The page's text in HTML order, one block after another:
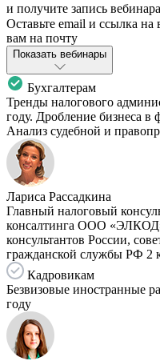
и получите запись
Оставьте email и ссылка на
вам на почту
Показать вебинары
Бухгалтерам
Тренды налогового
году. Дробление бизнеса в
Анализ судебной и
Лариса Рассадкина
Главный налоговый
консалтинга ООО
консультантов России,
гражданской службы РФ 2
Кадровикам
Безвизовые иностранные
году